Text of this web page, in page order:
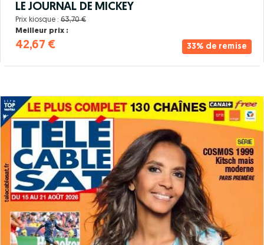
33% de remise
LE JOURNAL DE MICKEY
Prix kiosque : 63,70 €
Meilleur prix :
42,67 €